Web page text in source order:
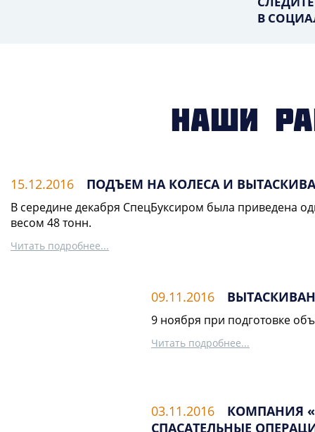
В
Наши
15.12.2016 ПОДЪЕМ НА КОЛЕСА И
В середине декабря СпецБуксиром была приведена
весом 48 тонн.
Читать подробнее...
09.11.2016
9 ноября при подготовке
Читать подробнее...
03.11.2016
КОМПАНИЯ
СПАСАТЕЛЬНЫЕ